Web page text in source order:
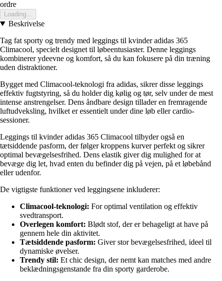
ordre
Loading...
Beskrivelse
Tag fat sporty og trendy med leggings til kvinder adidas 365
Climacool, specielt designet til løbeentusiaster. Denne leggings
kombinerer ydeevne og komfort, så du kan fokusere på din træning
uden distraktioner.
Bygget med Climacool-teknologi fra adidas, sikrer disse leggings
effektiv fugtstyring, så du holder dig kølig og tør, selv under de mest
intense anstrengelser. Dens åndbare design tillader en fremragende
luftudveksling, hvilket er essentielt under dine løb eller cardio-
sessioner.
Leggings til kvinder adidas 365 Climacool tilbyder også en
tætsiddende pasform, der følger kroppens kurver perfekt og sikrer
optimal bevægelsesfrihed. Dens elastik giver dig mulighed for at
bevæge dig let, hvad enten du befinder dig på vejen, på et løbebånd
eller udenfor.
De vigtigste funktioner ved leggingsene inkluderer:
Climacool-teknologi: For optimal ventilation og effektiv
svedtransport.
Overlegen komfort: Blødt stof, der er behageligt at have på
gennem hele din aktivitet.
Tætsiddende pasform: Giver stor bevægelsesfrihed, ideel til
dynamiske øvelser.
Trendy stil: Et chic design, der nemt kan matches med andre
beklædningsgenstande fra din sporty garderobe.